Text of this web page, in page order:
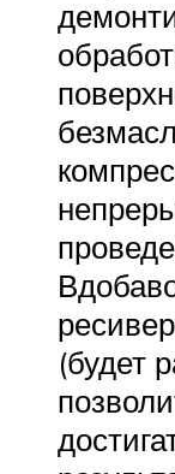
(будет